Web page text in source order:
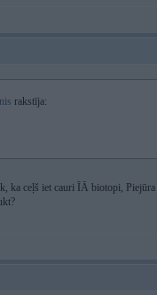
rakstīja:
ka ceļš iet cauri ĪĀ biotopi,